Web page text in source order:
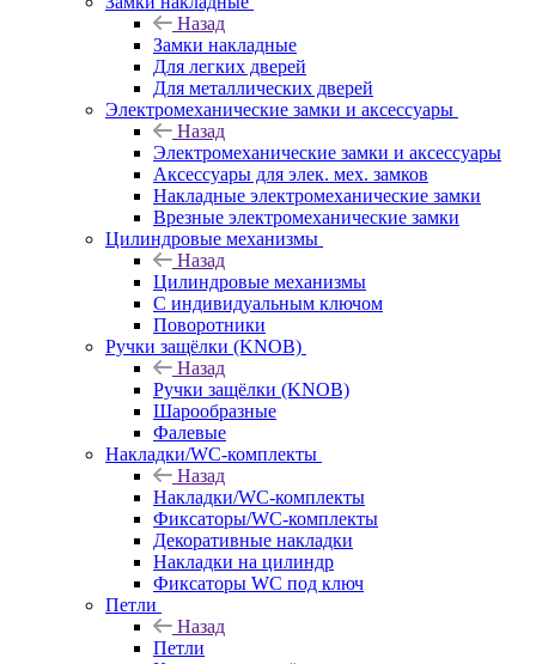
Назад
Замки накладные
Для легких дверей
Для металлических дверей
Электромеханические замки и аксессуары
Назад
Электромеханические замки и аксессуары
Аксессуары для элек. мех. замков
Накладные электромеханические замки
Врезные электромеханические замки
Цилиндровые механизмы
Назад
Цилиндровые механизмы
С индивидуальным ключом
Поворотники
Ручки защёлки (KNOB)
Назад
Ручки защёлки (KNOB)
Шарообразные
Фалевые
Накладки/WC-комплекты
Назад
Накладки/WC-комплекты
Фиксаторы/WC-комплекты
Декоративные накладки
Накладки на цилиндр
Фиксаторы WC под ключ
Петли
Назад
Петли